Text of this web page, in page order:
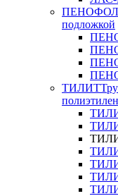
ПЕНОФОЛ
подложкой
ТИЛИТ